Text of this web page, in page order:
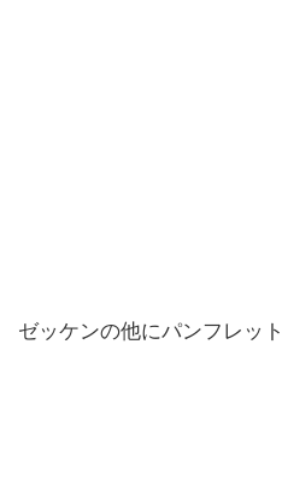
ゼッケンの他にパンフレッ